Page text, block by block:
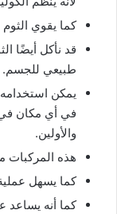
كما يقوي
قد نأكل أيضًا
طبيعي للجسم.
يمكن استخدامه
في أي مكان في
والأولين.
هذه المركبات
كما يسهل
كما أنه يساعد